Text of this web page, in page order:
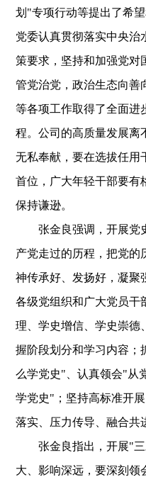
划"专项行动等提出了希
党委认真贯彻落实中央治
策要求，坚持和加强党对
管党治党，政治生态向善
等各项工作取得了全面进
程。公司的高质量发展离
无私奉献，要在选拔任用
首位，广大年轻干部要有
保持谦逊。
张金良强调，开展党
产党走过的历程，把党的
神传承好、发扬好，凝聚
各级党组织和广大党员干
理、学史增信、学史崇德
握阶段划分和学习内容；
么学党史"、认真领会"从
学党史"；坚持高标准开
落实、压力传导、融合共
张金良指出，开展"
大、影响深远，要深刻领